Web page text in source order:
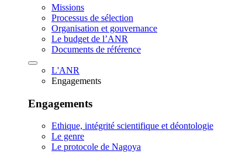
Missions
Processus de sélection
Organisation et gouvernance
Le budget de l’ANR
Documents de référence
L'ANR
Engagements
Engagements
Ethique, intégrité scientifique et déontologie
Le genre
Le protocole de Nagoya